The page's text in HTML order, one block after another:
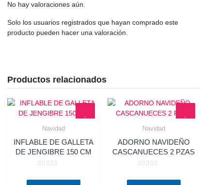
No hay valoraciones aún.
Solo los usuarios registrados que hayan comprado este
producto pueden hacer una valoración.
Productos relacionados
Navidad
INFLABLE DE GALLETA
DE JENGIBRE 150 CM
Navidad
ADORNO NAVIDEÑO
CASCANUECES 2 PZAS